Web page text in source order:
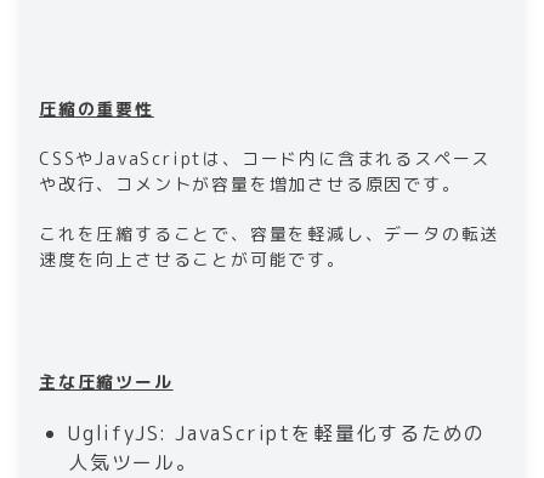
圧縮の重要性
CSSやJavaScriptは、コード内に含まれるスペース
や改行、コメントが容量を増加させる原因です。
これを圧縮することで、容量を軽減し、データの転送
速度を向上させることが可能です。
主な圧縮ツール
UglifyJS: JavaScriptを軽量化するための
人気ツール。